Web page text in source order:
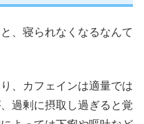
、寝られなくなるなんて
、カフェインは適量では
過剰に摂取し過ぎると覚